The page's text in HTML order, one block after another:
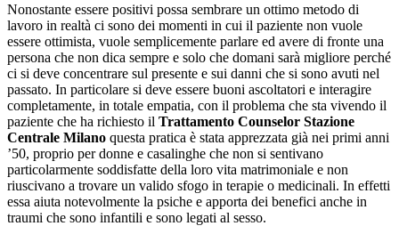
Nonostante essere positivi possa sembrare un ottimo metodo di
lavoro in realtà ci sono dei momenti in cui il paziente non vuole
essere ottimista, vuole semplicemente parlare ed avere di fronte una
persona che non dica sempre e solo che domani sarà migliore perché
ci si deve concentrare sul presente e sui danni che si sono avuti nel
passato. In particolare si deve essere buoni ascoltatori e interagire
completamente, in totale empatia, con il problema che sta vivendo il
paziente che ha richiesto il Trattamento Counselor Stazione
Centrale Milano questa pratica è stata apprezzata già nei primi anni
’50, proprio per donne e casalinghe che non si sentivano
particolarmente soddisfatte della loro vita matrimoniale e non
riuscivano a trovare un valido sfogo in terapie o medicinali. In effetti
essa aiuta notevolmente la psiche e apporta dei benefici anche in
traumi che sono infantili e sono legati al sesso.